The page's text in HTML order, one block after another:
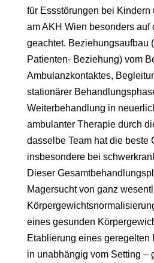
für Essstörungen bei Kindern
am AKH Wien besonders
geachtet. Beziehungsaufbau
Patienten- Beziehung) vom
Ambulanzkontaktes,
stationärer
Weiterbehandlung in
ambulanter Therapie durch
dasselbe Team hat die beste
insbesondere bei
Dieser
Magersucht von ganz
eines gesunden
Etablierung eines geregelten
in unabhängig vom Setting –